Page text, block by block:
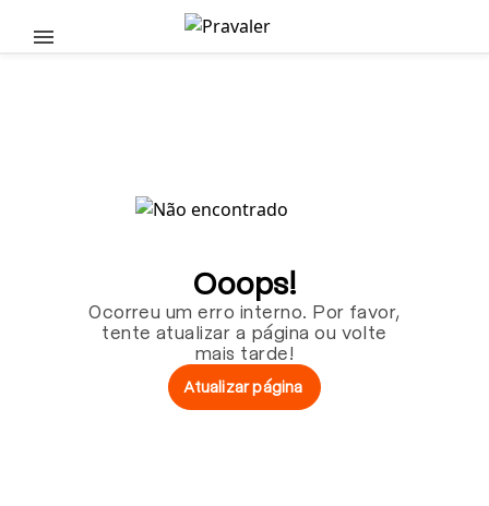
Pular para o conteúdo principal
Ooops!
Ocorreu um erro interno. Por favor,
tente atualizar a página ou volte
mais tarde!
Atualizar página